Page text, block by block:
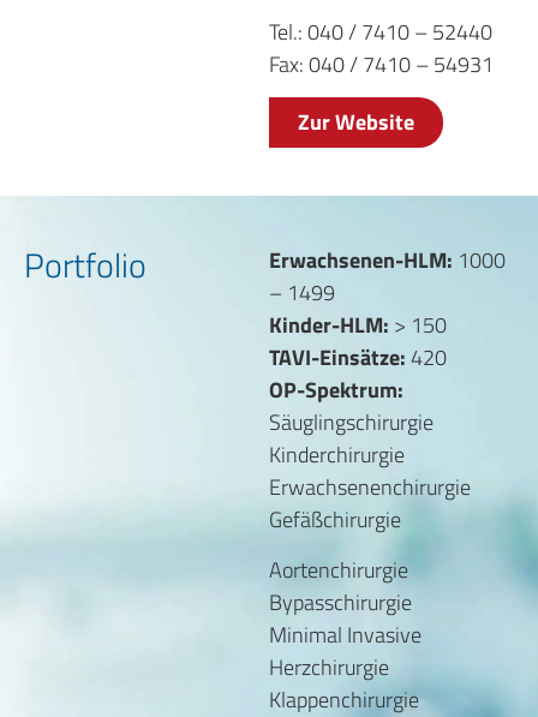
Tel.: 040 / 7410 – 52440
Fax: 040 / 7410 – 54931
Zur Website
Portfolio Erwachsenen-HLM: 1000
– 1499
Kinder-HLM: > 150
TAVI-Einsätze:420
OP-Spektrum:
Säuglingschirurgie
Kinderchirurgie
Erwachsenenchirurgie
Gefäßchirurgie
Aortenchirurgie
Bypasschirurgie
Minimal Invasive
Herzchirurgie
Klappenchirurgie